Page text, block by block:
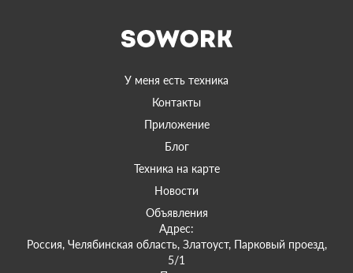
У меня есть техника
Контакты
Приложение
Блог
Техника на карте
Новости
Объявления
Адрес:
Россия, Челябинская область, Златоуст, Парковый проезд,
5/1